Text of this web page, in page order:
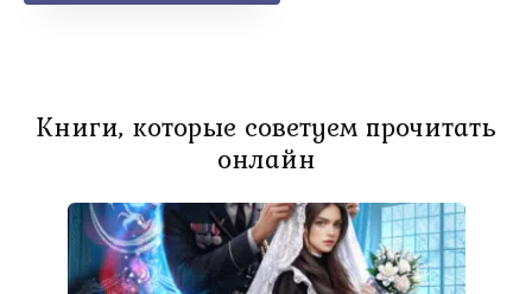
Книги, которые советуем прочитать
онлайн